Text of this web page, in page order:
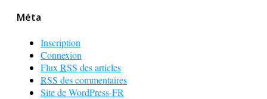
Méta
Inscription
Connexion
Flux RSS des articles
RSS des commentaires
Site de WordPress-FR